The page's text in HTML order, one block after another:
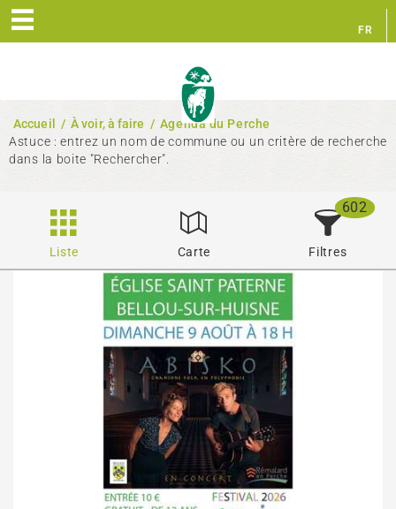
FR
Accueil / À voir, à faire / Agenda du Perche
Astuce : entrez un nom de commune ou un critère de recherche
dans la boite "Rechercher".
Liste Carte Filtres
602